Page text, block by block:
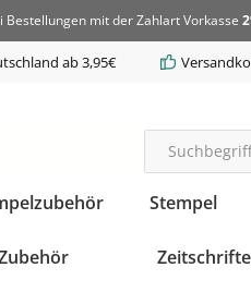
Bestellungen mit der Zahlart Vorkasse
ab 3,95€
Stempel